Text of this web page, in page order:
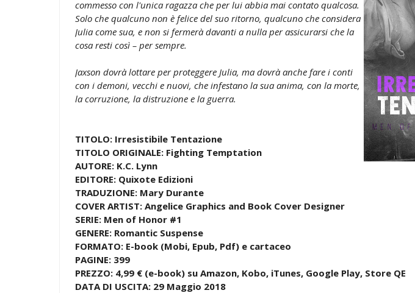
commesso con l'unica ragazza che per lui abbia mai contato qualcosa.
Solo che qualcuno non è felice del suo ritorno, qualcuno che considera
Julia come sua, e non si fermerà davanti a nulla per assicurarsi che la
cosa resti così – per sempre.
Jaxson dovrà lottare per proteggere Julia, ma dovrà anche fare i conti
con i demoni, vecchi e nuovi, che infestano la sua anima, con la morte,
la corruzione, la distruzione e la guerra.
TITOLO: Irresistibile Tentazione
TITOLO ORIGINALE: Fighting Temptation
AUTORE: K.C. Lynn
EDITORE: Quixote Edizioni
TRADUZIONE: Mary Durante
COVER ARTIST: Angelice Graphics and Book Cover Designer
SERIE: Men of Honor #1
GENERE: Romantic Suspense
FORMATO: E-book (Mobi, Epub, Pdf) e cartaceo
PAGINE: 399
PREZZO: 4,99 € (e-book) su Amazon, Kobo, iTunes, Google Play, Store QE
DATA DI USCITA: 29 Maggio 2018